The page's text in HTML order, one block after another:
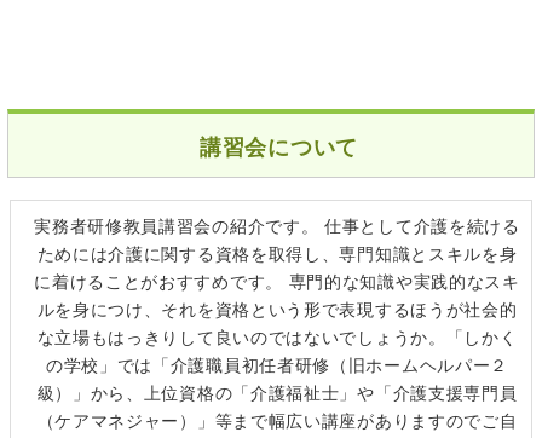
講習会について
実務者研修教員講習会の紹介です。 仕事として介護を続ける
ためには介護に関する資格を取得し、専門知識とスキルを身
に着けることがおすすめです。 専門的な知識や実践的なスキ
ルを身につけ、それを資格という形で表現するほうが社会的
な立場もはっきりして良いのではないでしょうか。「しかく
の学校」では「介護職員初任者研修（旧ホームヘルパー２
級）」から、上位資格の「介護福祉士」や「介護支援専門員
（ケアマネジャー）」等まで幅広い講座がありますのでご自